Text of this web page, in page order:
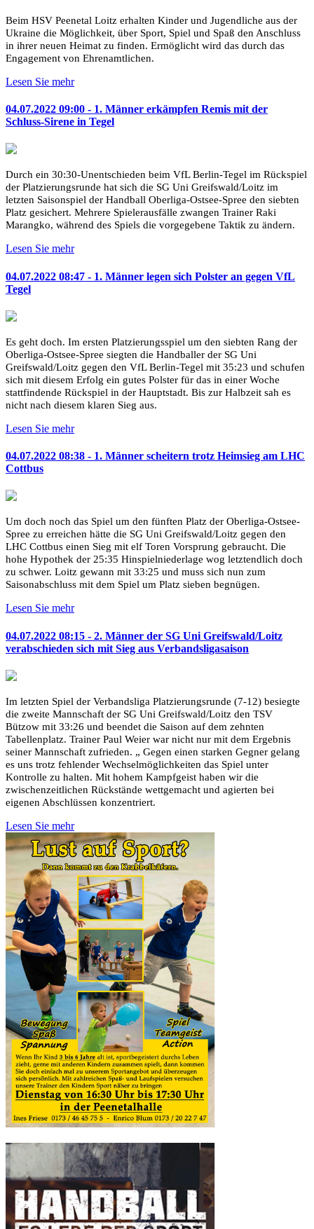
Beim HSV Peenetal Loitz erhalten Kinder und Jugendliche aus der
Ukraine die Möglichkeit, über Sport, Spiel und Spaß den Anschluss
in ihrer neuen Heimat zu finden. Ermöglicht wird das durch das
Engagement von Ehrenamtlichen.
Lesen Sie mehr
04.07.2022 09:00 - 1. Männer erkämpfen Remis mit der
Schluss-Sirene in Tegel
Durch ein 30:30-Unentschieden beim VfL Berlin-Tegel im Rückspiel
der Platzierungsrunde hat sich die SG Uni Greifswald/Loitz im
letzten Saisonspiel der Handball Oberliga-Ostsee-Spree den siebten
Platz gesichert. Mehrere Spielerausfälle zwangen Trainer Raki
Marangko, während des Spiels die vorgegebene Taktik zu ändern.
Lesen Sie mehr
04.07.2022 08:47 - 1. Männer legen sich Polster an gegen VfL
Tegel
Es geht doch. Im ersten Platzierungsspiel um den siebten Rang der
Oberliga-Ostsee-Spree siegten die Handballer der SG Uni
Greifswald/Loitz gegen den VfL Berlin-Tegel mit 35:23 und schufen
sich mit diesem Erfolg ein gutes Polster für das in einer Woche
stattfindende Rückspiel in der Hauptstadt. Bis zur Halbzeit sah es
nicht nach diesem klaren Sieg aus.
Lesen Sie mehr
04.07.2022 08:38 - 1. Männer scheitern trotz Heimsieg am LHC
Cottbus
Um doch noch das Spiel um den fünften Platz der Oberliga-Ostsee-
Spree zu erreichen hätte die SG Uni Greifswald/Loitz gegen den
LHC Cottbus einen Sieg mit elf Toren Vorsprung gebraucht. Die
hohe Hypothek der 25:35 Hinspielniederlage wog letztendlich doch
zu schwer. Loitz gewann mit 33:25 und muss sich nun zum
Saisonabschluss mit dem Spiel um Platz sieben begnügen.
Lesen Sie mehr
04.07.2022 08:15 - 2. Männer der SG Uni Greifswald/Loitz
verabschieden sich mit Sieg aus Verbandsligasaison
Im letzten Spiel der Verbandsliga Platzierungsrunde (7-12) besiegte
die zweite Mannschaft der SG Uni Greifswald/Loitz den TSV
Bützow mit 33:26 und beendet die Saison auf dem zehnten
Tabellenplatz. Trainer Paul Weier war nicht nur mit dem Ergebnis
seiner Mannschaft zufrieden. „ Gegen einen starken Gegner gelang
es uns trotz fehlender Wechselmöglichkeiten das Spiel unter
Kontrolle zu halten. Mit hohem Kampfgeist haben wir die
zwischenzeitlichen Rückstände wettgemacht und agierten bei
eigenen Abschlüssen konzentriert.
Lesen Sie mehr